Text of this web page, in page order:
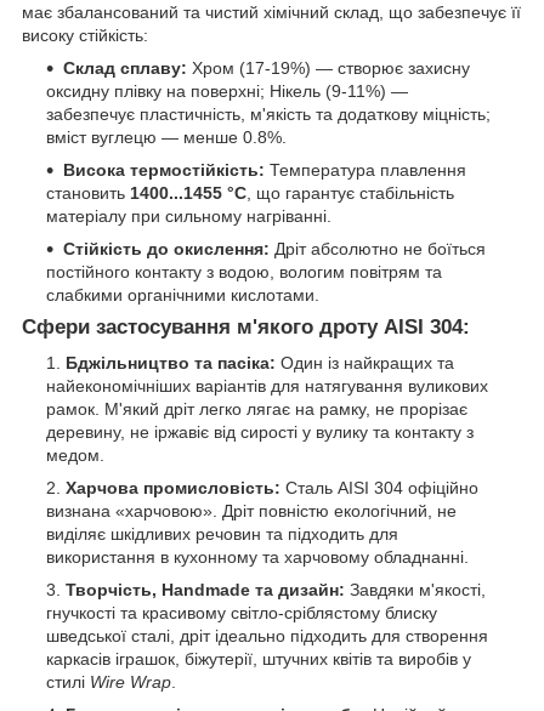
має збалансований та чистий хімічний склад, що забезпечує її
високу стійкість:
Склад сплаву: Хром (17-19%) — створює захисну
оксидну плівку на поверхні; Нікель (9-11%) —
забезпечує пластичність, м'якість та додаткову міцність;
вміст вуглецю — менше 0.8%.
Висока термостійкість: Температура плавлення
становить 1400...1455 °C , що гарантує стабільність
матеріалу при сильному нагріванні.
Стійкість до окислення: Дріт абсолютно не боїться
постійного контакту з водою, вологим повітрям та
слабкими органічними кислотами.
Сфери застосування м'якого дроту AISI 304:
Бджільництво та пасіка: Один із найкращих та
найекономічніших варіантів для натягування вуликових
рамок. М'який дріт легко лягає на рамку, не прорізає
деревину, не іржавіє від сирості у вулику та контакту з
медом.
Харчова промисловість: Сталь AISI 304 офіційно
визнана «харчовою». Дріт повністю екологічний, не
виділяє шкідливих речовин та підходить для
використання в кухонному та харчовому обладнанні.
Творчість, Handmade та дизайн: Завдяки м'якості,
гнучкості та красивому світло-сріблястому блиску
шведської сталі, дріт ідеально підходить для створення
каркасів іграшок, біжутерії, штучних квітів та виробів у
стилі Wire Wrap.